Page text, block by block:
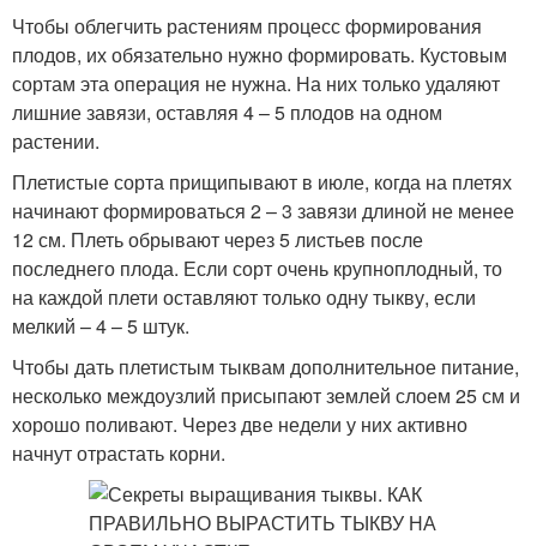
Чтобы облегчить растениям процесс формирования
плодов, их обязательно нужно формировать. Кустовым
сортам эта операция не нужна. На них только удаляют
лишние завязи, оставляя 4 – 5 плодов на одном
растении.
Плетистые сорта прищипывают в июле, когда на плетях
начинают формироваться 2 – 3 завязи длиной не менее
12 см. Плеть обрывают через 5 листьев после
последнего плода. Если сорт очень крупноплодный, то
на каждой плети оставляют только одну тыкву, если
мелкий – 4 – 5 штук.
Чтобы дать плетистым тыквам дополнительное питание,
несколько междоузлий присыпают землей слоем 25 см и
хорошо поливают. Через две недели у них активно
начнут отрастать корни.